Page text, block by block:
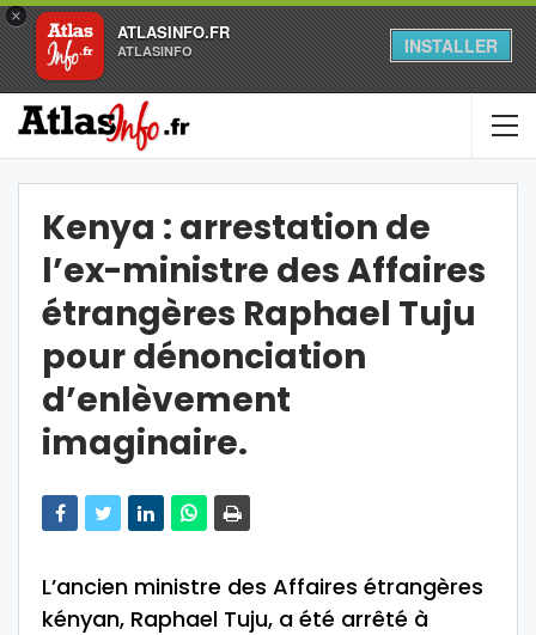
×
ATLASINFO.FR
ATLASINFO INSTALLER
Kenya : arrestation de
l’ex-ministre des Affaires
étrangères Raphael Tuju
pour dénonciation
d’enlèvement
imaginaire.
L’ancien ministre des Affaires étrangères
kényan, Raphael Tuju, a été arrêté à